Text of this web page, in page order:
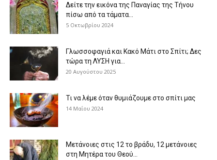
Δείτε την εικόνα της Παναγίας της Τήνου
πίσω από τα τάματα...
5 Οκτωβρίου 2024
Γλωσσοφαγιά και Κακό Μάτι στο Σπίτι; Δες
τώρα τη ΛΥΣΗ για...
20 Αυγούστου 2025
Τι να λέμε όταν θυμιάζουμε στο σπίτι μας
14 Μαΐου 2024
Μετάνοιες στις 12 το βράδυ, 12 μετάνοιες
στη Μητέρα του Θεού...